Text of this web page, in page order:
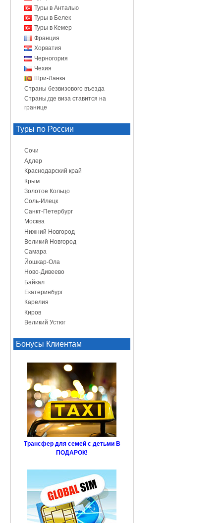
Туры в Анталью
Туры в Белек
Туры в Кемер
Франция
Хорватия
Черногория
Чехия
Шри-Ланка
Страны безвизового въезда
Страны,где виза ставится на
границе
Туры по России
Сочи
Адлер
Краснодарский край
Крым
Золотое Кольцо
Соль-Илецк
Санкт-Петербург
Москва
Нижний Новгород
Великий Новгород
Самара
Йошкар-Ола
Ново-Дивеево
Байкал
Екатеринбург
Карелия
Киров
Великий Устюг
Бонусы Клиентам
Трансфер для семей с детьми В
ПОДАРОК!